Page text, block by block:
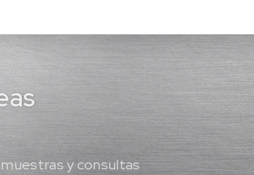
y consultas